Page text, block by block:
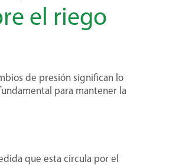
el riego
de presión significan lo
para mantener la
que esta circula por el